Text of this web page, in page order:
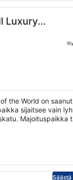
Luxury
2
the World on
sijaitsee vain
Majoituspaikka
Säästä